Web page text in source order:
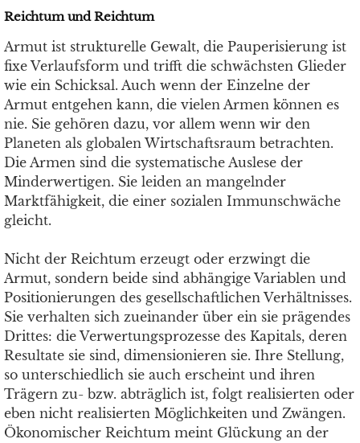
Reichtum und Reichtum
Armut ist strukturelle Gewalt, die Pauperisierung ist
fixe Verlaufsform und trifft die schwächsten Glieder
wie ein Schicksal. Auch wenn der Einzelne der
Armut entgehen kann, die vielen Armen können es
nie. Sie gehören dazu, vor allem wenn wir den
Planeten als globalen Wirtschaftsraum betrachten.
Die Armen sind die systematische Auslese der
Minderwertigen. Sie leiden an mangelnder
Marktfähigkeit, die einer sozialen Immunschwäche
gleicht.
Nicht der Reichtum erzeugt oder erzwingt die
Armut, sondern beide sind abhängige Variablen und
Positionierungen des gesellschaftlichen Verhältnisses.
Sie verhalten sich zueinander über ein sie prägendes
Drittes: die Verwertungsprozesse des Kapitals, deren
Resultate sie sind, dimensionieren sie. Ihre Stellung,
so unterschiedlich sie auch erscheint und ihren
Trägern zu- bzw. abträglich ist, folgt realisierten oder
eben nicht realisierten Möglichkeiten und Zwängen.
Ökonomischer Reichtum meint Glückung an der